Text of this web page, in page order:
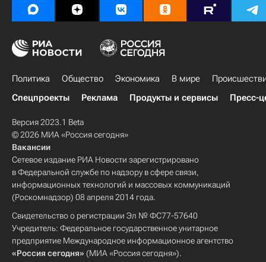
Политика Общество Экономика В мире
Спецпроекты
Реклама Продукты и сервисы Пресс-
Версия 2023.1 Beta
© 2026 МИА «Россия сегодня»
Вакансии
Сетевое издание РИА Новости зарегистрировано
в Федеральной службе по надзору в сфере связи,
информационных технологий и массовых коммуникаций
(Роскомнадзор) 08 апреля 2014 года.
Свидетельство о регистрации Эл № ФС77-57640
Учредитель: Федеральное государственное унитарное
предприятие Международное информационное агентство
«Россия сегодня» (МИА «Россия сегодня»).